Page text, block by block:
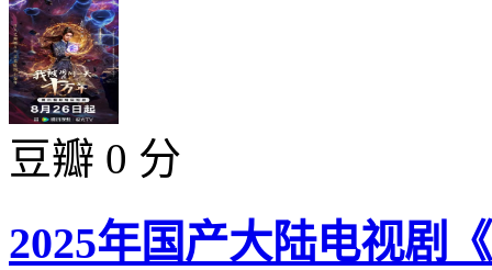
豆瓣 0 分
2025年国产大陆电视剧